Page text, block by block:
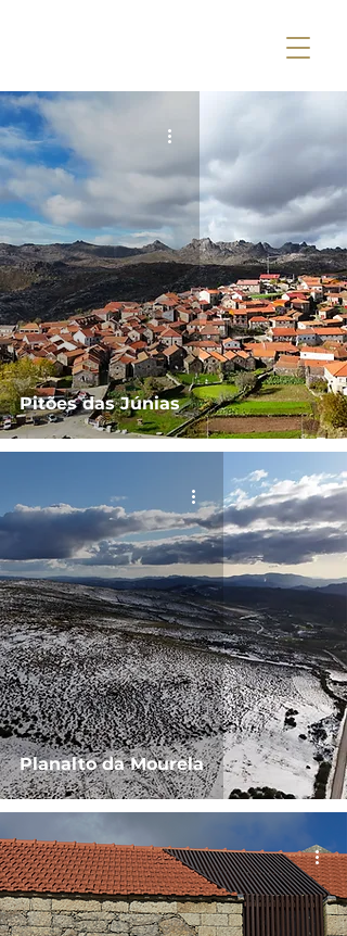
Pitões das Júnias
Planalto da Mourela